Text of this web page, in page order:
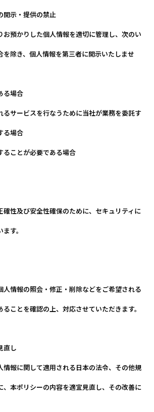
開示・提供の禁止
お預かりした個人情報を適切に管理し、次のい
を除き、個人情報を第三者に開示いたしませ
る場合
るサービスを行なうために当社が業務を委託す
る場合
ることが必要である場合
確性及び安全性確保のために、セキュリティに
す。
人情報の照会・修正・削除などをご希望される
ことを確認の上、対応させていただきます。
直し
情報に関して適用される日本の法令、その他規
、本ポリシーの内容を適宜見直し、その改善に